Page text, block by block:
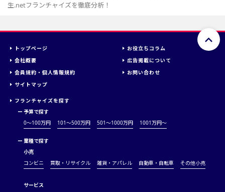
生.netフランチャイズを徹底分析！
トップページ
お役立ちコラム
会社概要
広告掲載について
会員規約・個人情報規約
お問い合わせ
サイトマップ
フランチャイズを探す
ー 予算で探す
0～100万円
101～500万円 501～1000万円 1001万円〜
ー 業種で探す
小売
コンビニ
買取・リサイクル 雑貨・アパレル 自動車・自転車 その他小売
サービス